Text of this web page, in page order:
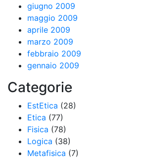
giugno 2009
maggio 2009
aprile 2009
marzo 2009
febbraio 2009
gennaio 2009
Categorie
EstEtica (28)
Etica (77)
Fisica (78)
Logica (38)
Metafisica (7)